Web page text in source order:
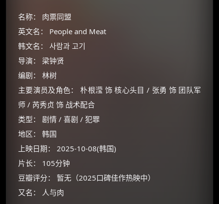
名称： 肉票同盟
英文名： People and Meat
韩文名： 사람과 고기
导演： 梁钟贤
编剧： 林树
主要演员及角色： 朴根滢 饰 核心头目 / 张勇 饰 团队军
师 / 芮秀贞 饰 战术配合
类型： 剧情 / 喜剧 / 犯罪
地区： 韩国
上映日期： 2025-10-08(韩国)
片长： 105分钟
豆瓣评分： 暂无（2025口碑佳作热映中）
又名： 人与肉